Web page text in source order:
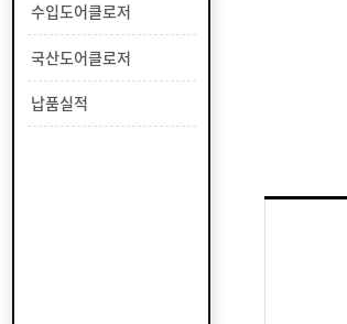
수입도어클로저
국산도어클로저
납품실적
어
주
제
작
수
플
로
국